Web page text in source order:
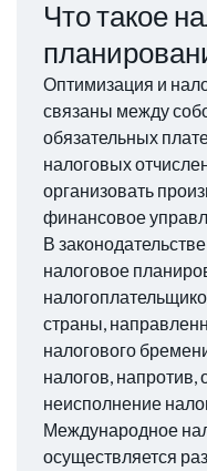
Что такое
Оптимизация и
связаны между
обязательных
налоговых
организовать
финансовое
В
налоговое
страны,
налогового
налогов,
неисполнение
Международное
осуществляется